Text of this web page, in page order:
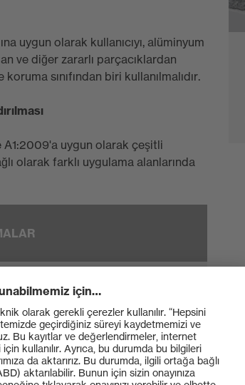
uygun olarak kullanıcıyı, alüminyum
ve diğer zararlı parçacıklardan
sınıfından biri kullanılmalıdır.
A1:2009'a uygun olarak çeşitli
olarak farklı uygulama alanlarında
havayla yayılan maddelerin ve enzimlerin
değildir
ve enzimlerin parçacıkları için uygun değildir